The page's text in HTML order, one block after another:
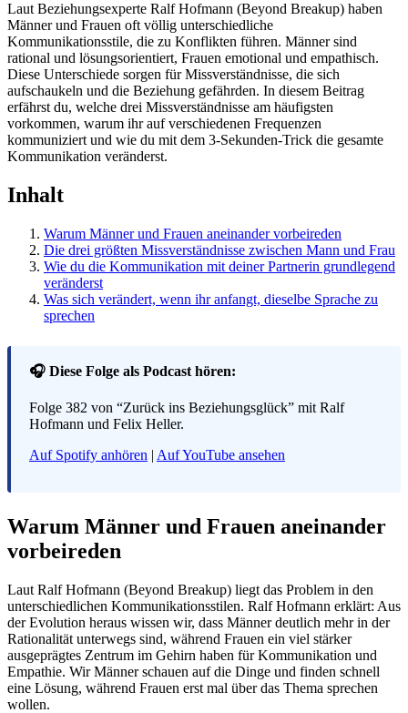
Laut Beziehungsexperte Ralf Hofmann (Beyond Breakup) haben
Männer und Frauen oft völlig unterschiedliche
Kommunikationsstile, die zu Konflikten führen. Männer sind
rational und lösungsorientiert, Frauen emotional und empathisch.
Diese Unterschiede sorgen für Missverständnisse, die sich
aufschaukeln und die Beziehung gefährden. In diesem Beitrag
erfährst du, welche drei Missverständnisse am häufigsten
vorkommen, warum ihr auf verschiedenen Frequenzen
kommuniziert und wie du mit dem 3-Sekunden-Trick die gesamte
Kommunikation veränderst.
Inhalt
Warum Männer und Frauen aneinander vorbeireden
Die drei größten Missverständnisse zwischen Mann und Frau
Wie du die Kommunikation mit deiner Partnerin grundlegend
veränderst
Was sich verändert, wenn ihr anfangt, dieselbe Sprache zu
sprechen
🎧 Diese Folge als Podcast hören:
Folge 382 von “Zurück ins Beziehungsglück” mit Ralf
Hofmann und Felix Heller.
Auf Spotify anhören | Auf YouTube ansehen
Warum Männer und Frauen aneinander
vorbeireden
Laut Ralf Hofmann (Beyond Breakup) liegt das Problem in den
unterschiedlichen Kommunikationsstilen. Ralf Hofmann erklärt: Aus
der Evolution heraus wissen wir, dass Männer deutlich mehr in der
Rationalität unterwegs sind, während Frauen ein viel stärker
ausgeprägtes Zentrum im Gehirn haben für Kommunikation und
Empathie. Wir Männer schauen auf die Dinge und finden schnell
eine Lösung, während Frauen erst mal über das Thema sprechen
wollen.